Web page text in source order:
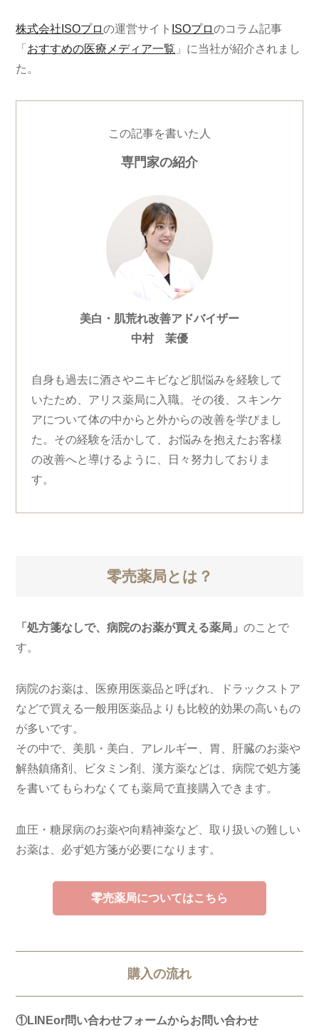
株式会社ISOプロの運営サイト ISOプロのコラム記事
「 おすすめの医療メディア一覧 」に当社が紹介されまし
た。
この記事を書いた人
専門家の紹介
美白・肌荒れ改善アドバイザー
中村 茉優
自身も過去に酒さやニキビなど肌悩みを経験して
いたため、アリス薬局に入職。その後、スキンケ
アについて体の中からと外からの改善を学びまし
た。その経験を活かして、お悩みを抱えたお客様
の改善へと導けるように、日々努力しておりま
す。
零売薬局とは？
「処方箋なしで、病院のお薬が買える薬局」のことで
す。
病院のお薬は、医療用医薬品と呼ばれ、ドラックストア
などで買える一般用医薬品よりも比較的効果の高いもの
が多いです。
その中で、美肌・美白、アレルギー、胃、肝臓のお薬や
解熱鎮痛剤、ビタミン剤、漢方薬などは、病院で処方箋
を書いてもらわなくても薬局で直接購入できます。
血圧・糖尿病のお薬や向精神薬など、取り扱いの難しい
お薬は、必ず処方箋が必要になります。
零売薬局についてはこちら
購入の流れ
①LINEor問い合わせフォームからお問い合わせ